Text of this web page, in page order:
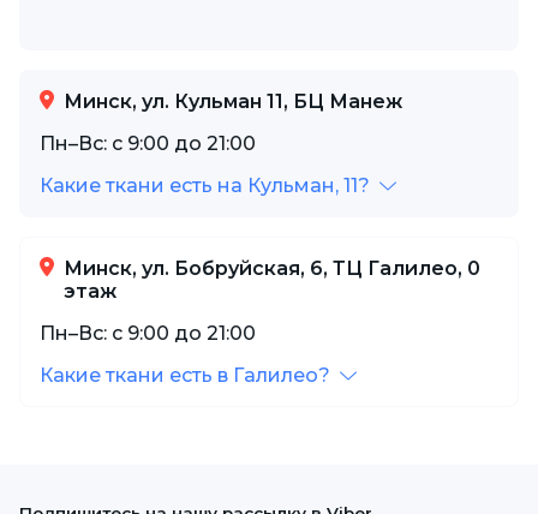
Минск, ул. Кульман 11, БЦ Манеж
Пн–Вс: с 9:00 до 21:00
Какие ткани есть на Кульман, 11?
Минск, ул. Бобруйская, 6, ТЦ Галилео, 0
этаж
Пн–Вс: с 9:00 до 21:00
Какие ткани есть в Галилео?